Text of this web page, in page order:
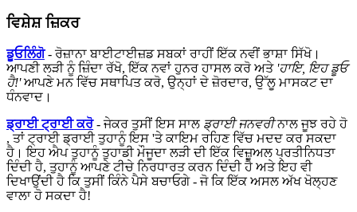
ਵਿਸ਼ੇਸ਼ ਜ਼ਿਕਰ
ਡੂਓਲਿੰਗੋ- ਰੋਜ਼ਾਨਾ ਬਾਈਟਾਈਜ਼ਡ ਸਬਕਾਂ ਰਾਹੀਂ ਇੱਕ ਨਵੀਂ ਭਾਸ਼ਾ ਸਿੱਖੋ।
ਆਪਣੀ ਲੜੀ ਨੂੰ ਜ਼ਿੰਦਾ ਰੱਖੋ, ਇੱਕ ਨਵਾਂ ਹੁਨਰ ਹਾਸਲ ਕਰੋ ਅਤੇ 'ਹਾਇ, ਇਹ ਡੂਓ
ਹੈ!'ਆਪਣੇ ਮਨ ਵਿੱਚ ਸਥਾਪਿਤ ਕਰੋ, ਉਨ੍ਹਾਂ ਦੇ ਜ਼ੋਰਦਾਰ, ਉੱਲੂ ਮਾਸਕਟ ਦਾ
ਧੰਨਵਾਦ।
ਡ੍ਰਾਈ ਟ੍ਰਾਈ ਕਰੋ- ਜੇਕਰ ਤੁਸੀਂ ਇਸ ਸਾਲ ਡ੍ਰਾਈ ਜਨਵਰੀਨਾਲ ਜੂਝ ਰਹੇ ਹੋ
, ਤਾਂ ਟ੍ਰਾਈ ਡ੍ਰਾਈ ਤੁਹਾਨੂੰ ਇਸ 'ਤੇ ਕਾਇਮ ਰਹਿਣ ਵਿੱਚ ਮਦਦ ਕਰ ਸਕਦਾ
ਹੈ। ਇਹ ਐਪ ਤੁਹਾਨੂੰ ਤੁਹਾਡੀ ਮੌਜੂਦਾ ਲੜੀ ਦੀ ਇੱਕ ਵਿਜ਼ੂਅਲ ਪ੍ਰਤੀਨਿਧਤਾ
ਦਿੰਦੀ ਹੈ, ਤੁਹਾਨੂੰ ਆਪਣੇ ਟੀਚੇ ਨਿਰਧਾਰਤ ਕਰਨ ਦਿੰਦੀ ਹੈ ਅਤੇ ਇਹ ਵੀ
ਦਿਖਾਉਂਦੀ ਹੈ ਕਿ ਤੁਸੀਂ ਕਿੰਨੇ ਪੈਸੇ ਬਚਾਓਗੇ - ਜੋ ਕਿ ਇੱਕ ਅਸਲ ਅੱਖ ਖੋਲ੍ਹਣ
ਵਾਲਾ ਹੋ ਸਕਦਾ ਹੈ!